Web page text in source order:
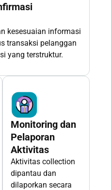
kesesuaian informasi
transaksi pelanggan
yang terstruktur.
Monitoring dan
Pelaporan
Aktivitas
Aktivitas collection
dipantau dan
dilaporkan secara